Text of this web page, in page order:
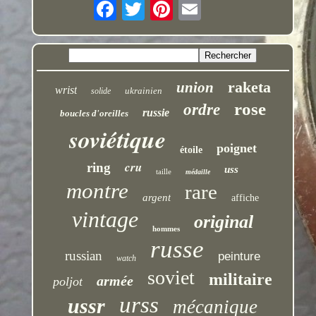
wrist solide ukrainien union raketa
boucles d'oreilles russie ordre rose
soviétique étoile poignet
ring cru taille médaille uss
montre argent rare affiche
vintage hommes original
russian watch russe peinture
poljot armée soviet militaire
ussr urss mécanique